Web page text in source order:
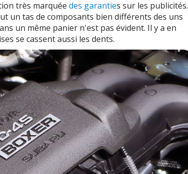
très marquée des garanties sur les publicités.
un tas de composants bien différents des uns
un même panier n'est pas évident. Il y a en
se cassent aussi les dents.